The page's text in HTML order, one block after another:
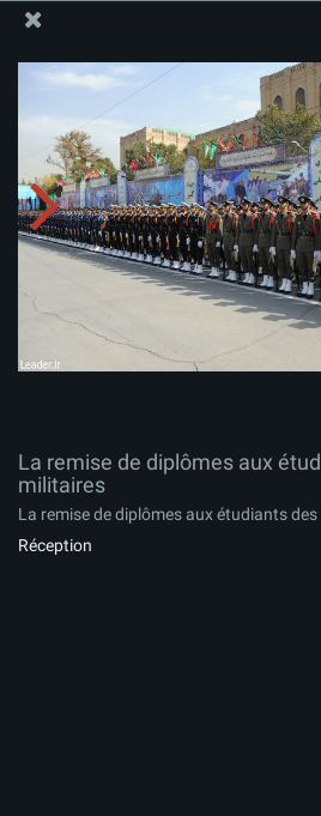
La remise de diplômes aux
militaires
La remise de diplômes aux
militaires
La remise de diplômes aux étudiants
Réception